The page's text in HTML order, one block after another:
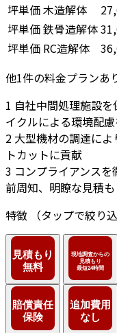
坪単価木造解体
坪単価鉄骨造解体
坪単価 RC造解体
他1件の料金プラン
1 自社中間処理施設
イクルによる環境配
2 大型機材の調達に
トカットに貢献
3 コンプライアンス
前周知、明瞭な見積
特徴
（タップで絞り込